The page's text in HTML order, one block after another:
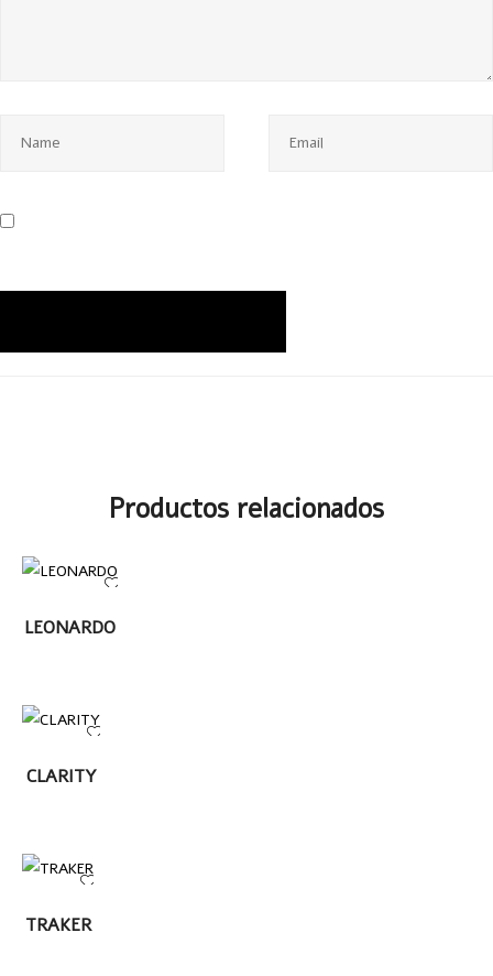
Productos relacionados
LEER MÁS
LEONARDO
MÁS
CLARITY
MÁS
TRAKER